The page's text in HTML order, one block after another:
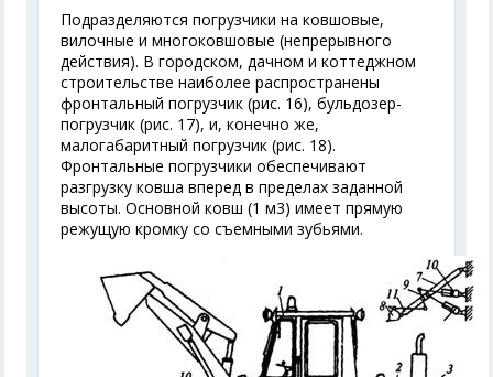
Подразделяются погрузчики на ковшовые,
вилочные и многоковшовые (непрерывного
действия). В городском, дачном и коттеджном
строительстве наиболее распространены
фронтальный погрузчик (рис. 16), бульдозер-
погрузчик (рис. 17), и, конечно же,
малогабаритный погрузчик (рис. 18).
Фронтальные погрузчики обеспечивают
разгрузку ковша вперед в пределах заданной
высоты. Основной ковш (1 м3) имеет прямую
режущую кромку со съемными зубьями.